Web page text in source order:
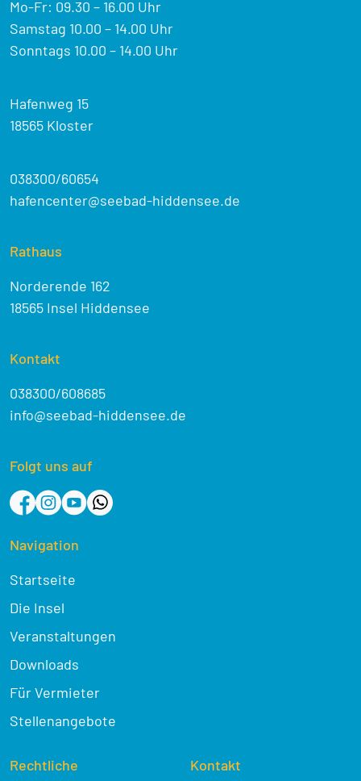
Mo-Fr: 09.30 – 16.00 Uhr
Samstag 10.00 – 14.00 Uhr
Sonntags 10.00 – 14.00 Uhr
Hafenweg 15
18565 Kloster
038300/60654
hafencenter@seebad-hiddensee.de
Rathaus
Norderende 162
18565 Insel Hiddensee
Kontakt
038300/608685
info@seebad-hiddensee.de
Folgt uns auf
Navigation
Startseite
Die Insel
Veranstaltungen
Downloads
Für Vermieter
Stellenangebote
Rechtliche
Kontakt